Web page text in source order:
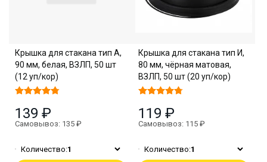
Крышка для стакана тип А,
90 мм, белая, ВЗЛП, 50 шт
(12 уп/кор)
139 ₽
Самовывоз: 135 ₽
Количество:1
Крышка для стакана тип И,
80 мм, чёрная матовая,
ВЗЛП, 50 шт (20 уп/кор)
119 ₽
Самовывоз: 115 ₽
Количество:1